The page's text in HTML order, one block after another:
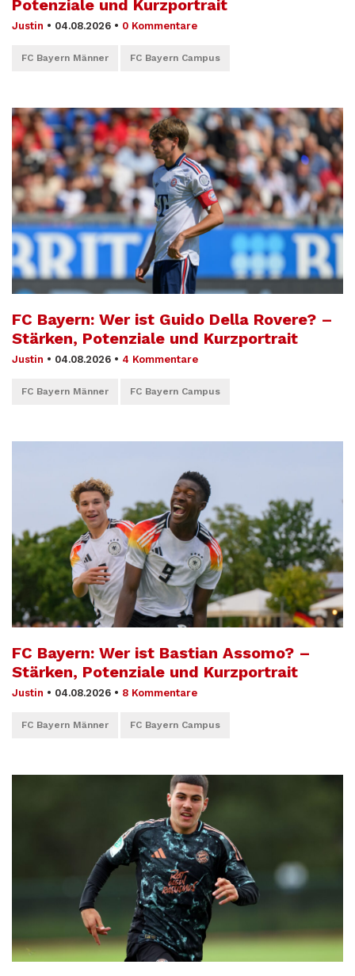
Potenziale und Kurzportrait
Justin • 04.08.2026 • 0 Kommentare
FC Bayern Männer FC Bayern Campus
FC Bayern: Wer ist Guido Della Rovere? –
Stärken, Potenziale und Kurzportrait
Justin • 04.08.2026 • 4 Kommentare
FC Bayern Männer FC Bayern Campus
FC Bayern: Wer ist Bastian Assomo? –
Stärken, Potenziale und Kurzportrait
Justin • 04.08.2026 • 8 Kommentare
FC Bayern Männer FC Bayern Campus